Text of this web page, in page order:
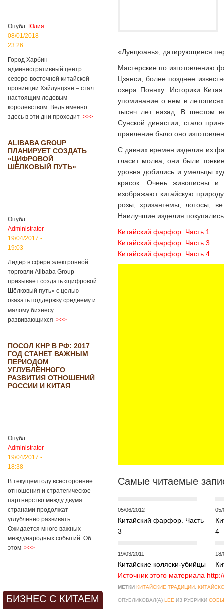
04/02/2020 - 15:45
Третий год
подряд Китай
становится
крупным
торговым
партнером
Германии
Как
свидетельствуют
данные, которые
Федеральным
статистическим
ведомством
Германии, в 2018
уже третий год
подряд. Объем
торговли между
Германией и
199,3 миллиарда
евро. Как
свидетельствуют
опубликованные
году размер
импорта из Китая
Подробнее...
21/02/2019 - 22:30
Китай и Россия
собираются
разрабатывать
тяжелый
вертолет
В ближайшее
время между
Китаем и Россией
планируется
подписание
директор по
региональной
политике и
международному
государственной
корпорации
«Ростех» Виктор
Кладов
журналистам в
ходе
выставки Aero
India-2019, которая
Россией на
разработку,
Опубл. Юлия
08/01/2018 -
23:26
Город Харбин –
административный центр
северо-восточной китайской
провинции Хэйлунцзян – стал
настоящим ледовым
королевством. Ведь именно
здесь в эти дни проходит >>>
ALIBABA GROUP
ПЛАНИРУЕТ СОЗДАТЬ
«ЦИФРОВОЙ
ШЁЛКОВЫЙ ПУТЬ»
Опубл.
Administrator
19/04/2017 -
19:03
Лидер в сфере электронной
торговли Alibaba Group
призывает создать «цифровой
Шёлковый путь» с целью
оказать поддержку среднему и
малому бизнесу
развивающихся >>>
ПОСОЛ КНР В РФ: 2017
ГОД СТАНЕТ ВАЖНЫМ
ПЕРИОДОМ
УГЛУБЛЁННОГО
РАЗВИТИЯ ОТНОШЕНИЙ
РОССИИ И КИТАЯ
Опубл.
Administrator
19/04/2017 -
18:38
В текущем году всесторонние
отношения и стратегическое
партнерство между двумя
странами продолжат
углублённо развивать.
Ожидается много важных
международных событий. Об
этом >>>
БИЗНЕС С КИТАЕМ
«Лунцюань», датирующиеся
Мастерские по изготовлению
Цзянси, более позднее
озера Поянху. Историки
упоминание о нем в
тысяч лет назад. В шестом
Сунской династии, стало
правление было оно
С давних времен изделия из
гласит молва, они были
уровня добились и умельцы
красок. Очень живописны и
изображают китайскую
розы, хризантемы, лотосы,
Наилучшие изделия
Китайский фарфор. Часть 1
Китайский фарфор. Часть 3
Китайский фарфор. Часть 4
Самые читаемые
05/06/2012
Китайский фарфор. Часть
3
05/
4
19/03/2011
Китайские коляски-убийцы
Источник этого материала
МЕТКИ КИТАЙСКИЕ ТРАДИЦИИ
ОПУБЛИКОВАЛ(А) LEE ИЗ РУБРИКИ